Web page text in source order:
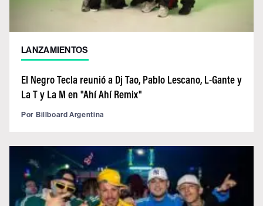
LANZAMIENTOS
El Negro Tecla reunió a Dj Tao, Pablo Lescano, L-Gante y
La T y La M en "Ahí Ahí Remix"
Por Billboard Argentina